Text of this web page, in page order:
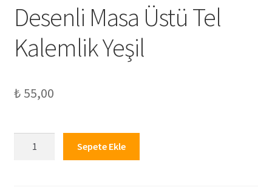
İLETİŞİM
Desenli Masa Üstü Tel
Kalemlik Yeşil
₺55,00
Sepete Ekle